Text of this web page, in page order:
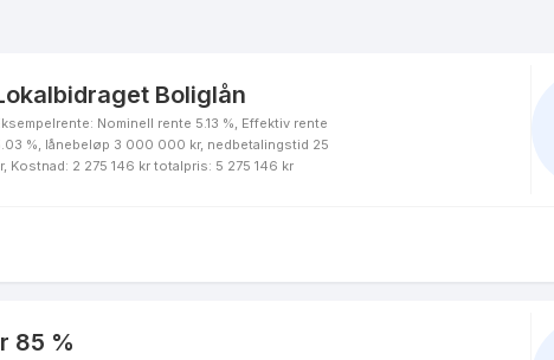
Grønt Boliglån
Grønt Miljølån
Boliglån
Nominell rente 5.13 %, Effektiv rente
%, lånebeløp 3 000 000 kr, nedbetalingstid 25
Kostnad: 2 275 146 kr totalpris: 5 275 146 kr
85 %